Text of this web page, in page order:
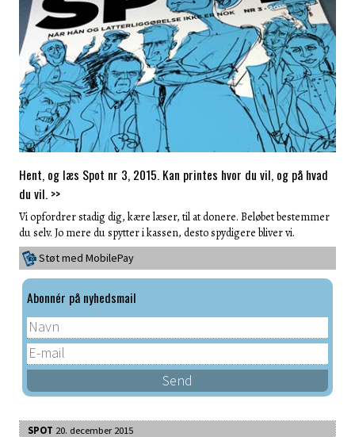
Hent, og læs Spot nr 3, 2015. Kan printes hvor du vil, og på hvad
du vil. >>
Vi opfordrer stadig dig, kære læser, til at donere. Beløbet bestemmer
du selv. Jo mere du spytter i kassen, desto spydigere bliver vi.
Støt med MobilePay
Abonnér på nyhedsmail
SPOT 20. december 2015